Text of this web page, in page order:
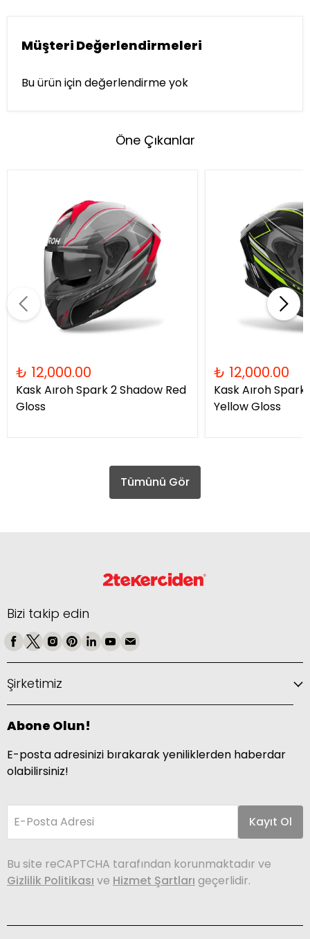
Müşteri Değerlendirmeleri
Bu ürün için değerlendirme yok
Öne Çıkanlar
₺ 12,000.00
Kask Aıroh Spark 2 Shadow Red
Gloss
₺ 12,000.00
Kask Aıroh
Yellow Gloss
Tümünü Gör
Bizi takip edin
Şirketimiz
Abone Olun!
E-posta adresinizi bırakarak yeniliklerden haberdar
olabilirsiniz!
E-Posta Adresi Kayıt Ol
Bu site reCAPTCHA tarafından korunmaktadır ve
Gizlilik Politikası ve Hizmet Şartları geçerlidir.